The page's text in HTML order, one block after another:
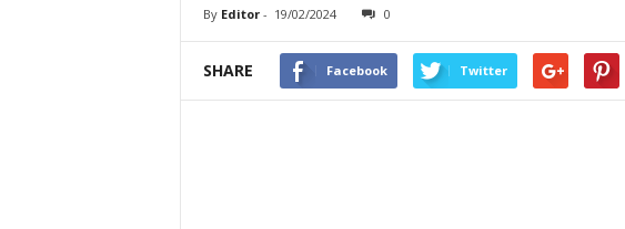
By Editor- 19/02/2024 0
SHARE Facebook Twitter